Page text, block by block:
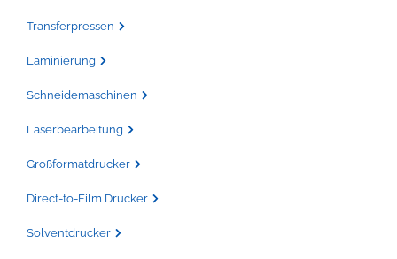
Transferpressen
Laminierung
Schneidemaschinen
Laserbearbeitung
Großformatdrucker
Direct-to-Film Drucker
Solventdrucker